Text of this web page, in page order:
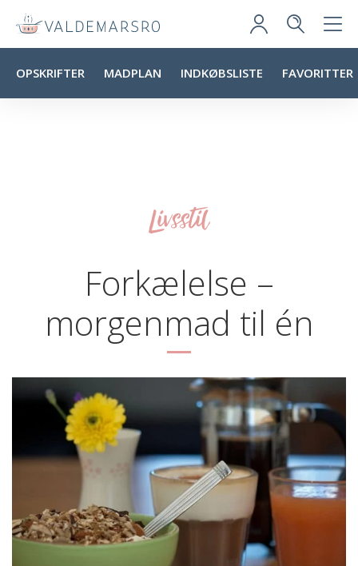
OPSKRIFTER MADPLAN INDKØBSLISTE FAVORITTER
Livsstil
Forkælelse –
morgenmad til én